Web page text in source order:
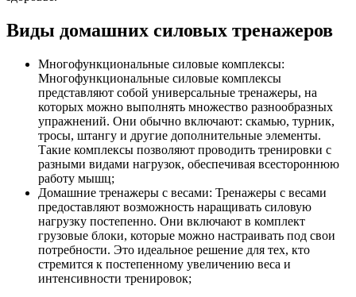
Виды домашних силовых тренажеров
Многофункциональные силовые комплексы:
Многофункциональные силовые комплексы
представляют собой универсальные тренажеры, на
которых можно выполнять множество разнообразных
упражнений. Они обычно включают: скамью, турник,
тросы, штангу и другие дополнительные элементы.
Такие комплексы позволяют проводить тренировки с
разными видами нагрузок, обеспечивая всестороннюю
работу мышц;
Домашние тренажеры с весами: Тренажеры с весами
предоставляют возможность наращивать силовую
нагрузку постепенно. Они включают в комплект
грузовые блоки, которые можно настраивать под свои
потребности. Это идеальное решение для тех, кто
стремится к постепенному увеличению веса и
интенсивности тренировок;